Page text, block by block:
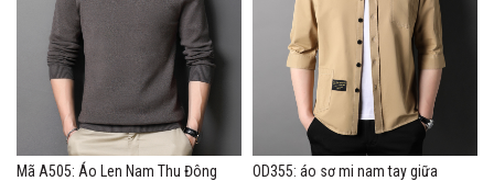
Mã A505: Áo Len Nam Thu Đông
OD355: áo sơ mi nam tay giữa